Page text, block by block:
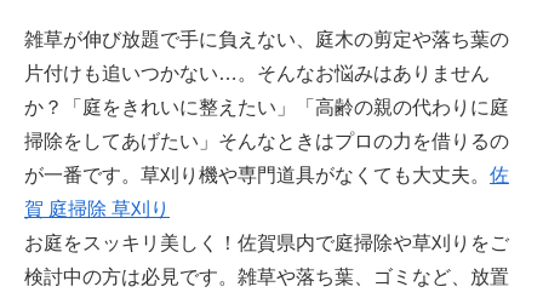
雑草が伸び放題で手に負えない、庭木の剪定や落ち葉の
片付けも追いつかない…。そんなお悩みはありません
か？「庭をきれいに整えたい」「高齢の親の代わりに庭
掃除をしてあげたい」そんなときはプロの力を借りるの
が一番です。草刈り機や専門道具がなくても大丈夫。 佐
賀 庭掃除 草刈り
お庭をスッキリ美しく！佐賀県内で庭掃除や草刈りをご
検討中の方は必見です。雑草や落ち葉、ゴミなど、放置